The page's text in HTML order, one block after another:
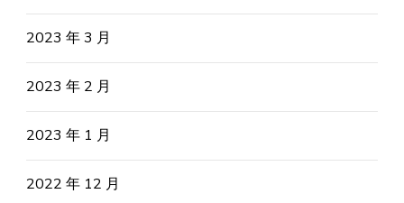
2023 年 3 月
2023 年 2 月
2023 年 1 月
2022 年 12 月